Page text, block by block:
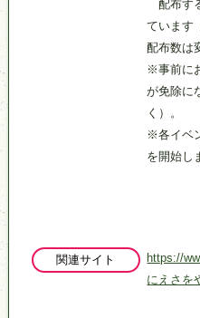
配布す
ています
配布数は
※事前に
が免除に
く）。
※各イベ
を開始し
関連サイト
https://
にえさを